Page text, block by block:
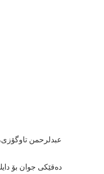
عبدلرحمن
دەقێكی جوان بۆ